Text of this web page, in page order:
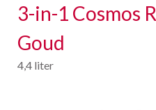
3-in-1 Cosmos
Goud
4,4 liter